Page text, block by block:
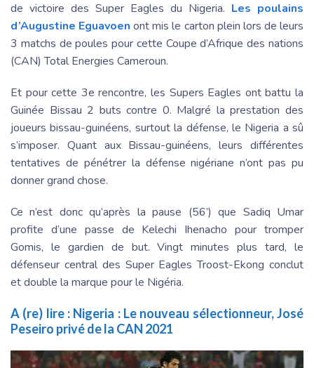
de victoire des Super Eagles du Nigeria. Les poulains
d’Augustine Eguavoen ont mis le carton plein lors de leurs
3 matchs de poules pour cette Coupe d’Afrique des nations
(CAN) Total Energies Cameroun.
Et pour cette 3e rencontre, les Supers Eagles ont battu la
Guinée Bissau 2 buts contre 0. Malgré la prestation des
joueurs bissau-guinéens, surtout la défense, le Nigeria a sû
s’imposer. Quant aux Bissau-guinéens, leurs différentes
tentatives de pénétrer la défense nigériane n’ont pas pu
donner grand chose.
Ce n’est donc qu’après la pause (56’) que Sadiq Umar
profite d’une passe de Kelechi Ihenacho pour tromper
Gomis, le gardien de but. Vingt minutes plus tard, le
défenseur central des Super Eagles Troost-Ekong conclut
et double la marque pour le Nigéria.
A (re) lire : Nigeria : Le nouveau sélectionneur, José
Peseiro privé de la CAN 2021